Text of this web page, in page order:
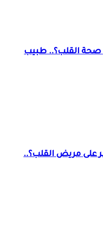
صحة القلب؟.. طبيب
على مريض القلب؟..